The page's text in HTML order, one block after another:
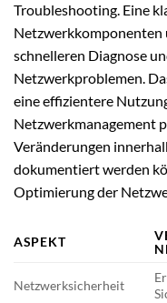
Troubleshooting. Eine
Netzwerkkomponenten
schnelleren Diagnose
Netzwerkproblemen.
eine effizientere
Netzwerkmanagement
Veränderungen
dokumentiert werden
Optimierung der
ASPEKT
Netzwerksicherheit